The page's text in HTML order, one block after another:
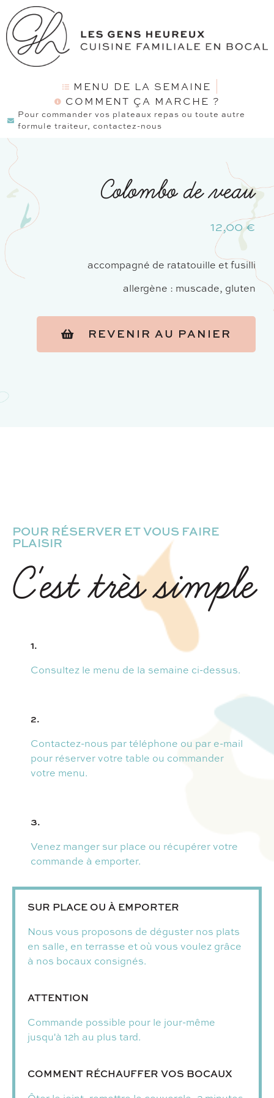
MENU DE LA SEMAINE
COMMENT ÇA MARCHE ?
Pour commander vos plateaux repas ou toute autre
formule traiteur, contactez-nous
Colombo de veau
12,00 €
accompagné de ratatouille et fusilli
allergène : muscade, gluten
REVENIR AU PANIER
POUR RÉSERVER ET VOUS FAIRE
PLAISIR
C'est très simple
1.
Consultez le menu de la semaine ci-dessus.
2.
Contactez-nous par téléphone ou par e-mail
pour réserver votre table ou commander
votre menu.
3.
Venez manger sur place ou récupérer votre
commande à emporter.
SUR PLACE OU À EMPORTER
Nous vous proposons de déguster nos plats
en salle, en terrasse et où vous voulez grâce
à nos bocaux consignés.
ATTENTION
Commande possible pour le jour-même
jusqu'à 12h au plus tard.
COMMENT RÉCHAUFFER VOS BOCAUX